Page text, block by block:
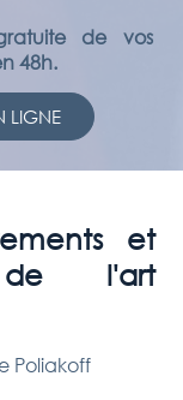
de vos
48h.
LIGNE
et
de l'art
Poliakoff